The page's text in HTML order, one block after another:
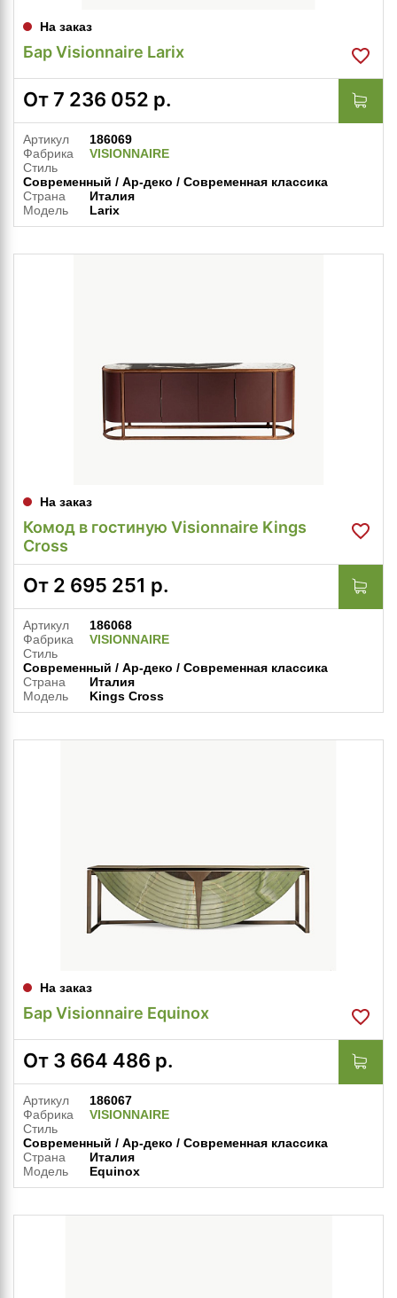
На заказ
Бар Visionnaire Larix
От 7 236 052 р.
Артикул
186069
Фабрика
VISIONNAIRE
Стиль
Современный / Ар-деко / Современная классика
Страна
Италия
Модель
Larix
На заказ
Комод в гостиную Visionnaire Kings
Cross
От 2 695 251 р.
Артикул
186068
Фабрика
VISIONNAIRE
Стиль
Современный / Ар-деко / Современная классика
Страна
Италия
Модель
Kings Cross
На заказ
Бар Visionnaire Equinox
От 3 664 486 р.
Артикул
186067
Фабрика
VISIONNAIRE
Стиль
Современный / Ар-деко / Современная классика
Страна
Италия
Модель
Equinox